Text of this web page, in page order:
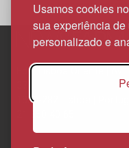
Usamos cookies
sua experiência
personalizado e
Edif. Lisboa Oriente |
1800-282 Lisboa |